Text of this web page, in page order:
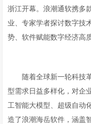
浙江开幕。浪潮通软携多
业、专家学者探讨数字技
势、软件赋能数字经济高
随着全球新一轮科技
型需求日益多样化，对企
工智能大模型、超级自动
造了浪潮海岳软件，涵盖